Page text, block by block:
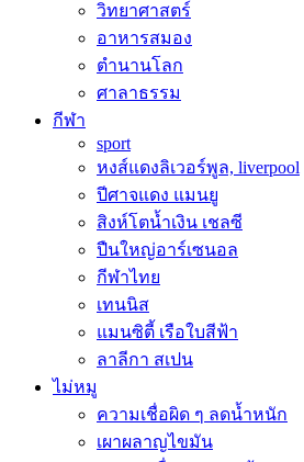
วิทยาศาสตร์
อาหารสมอง
ตำนานโลก
ศาลาธรรม
กีฬา
sport
หงส์แดงลิเวอร์พูล, liverpool
ปีศาจแดง แมนยู
สิงห์โตน้ำเงิน เชลซี
ปืนใหญ่อาร์เซนอล
กีฬาไทย
เทนนิส
แมนซิตี้ เรือใบสีฟ้า
ลาลีกา สเปน
ไม่หมู
ความเชื่อผิด ๆ ลดน้ำหนัก
เผาผลาญไขมัน